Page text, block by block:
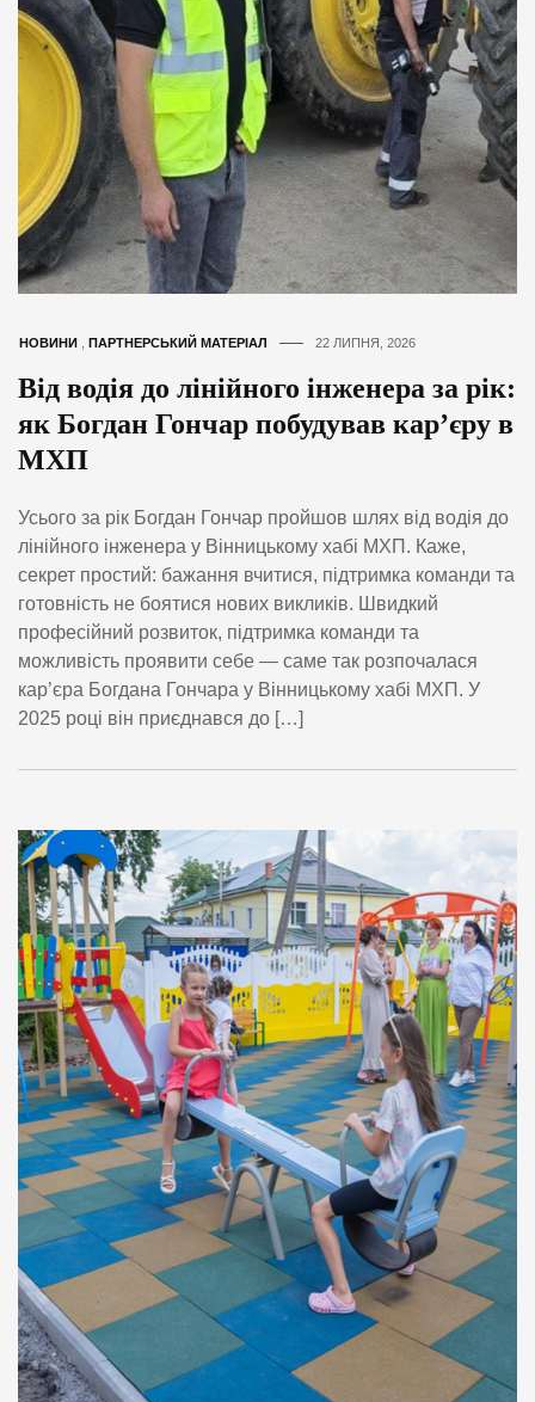
НОВИНИ ПАРТНЕРСЬКИЙ МАТЕРІАЛ 22 ЛИПНЯ, 2026
Від водія до лінійного інженера за рік:
як Богдан Гончар побудував кар’єру в
МХП
Усього за рік Богдан Гончар пройшов шлях від водія до
лінійного інженера у Вінницькому хабі МХП. Каже,
секрет простий: бажання вчитися, підтримка команди та
готовність не боятися нових викликів. Швидкий
професійний розвиток, підтримка команди та
можливість проявити себе — саме так розпочалася
кар’єра Богдана Гончара у Вінницькому хабі МХП. У
2025 році він приєднався до […]